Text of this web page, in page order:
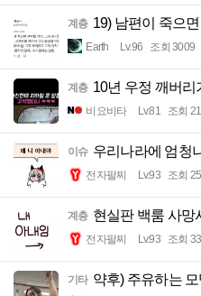
계층 19) 남편이 죽으
Earth Lv.96 조회 3009
계층 10년 우정 깨버리
비요비타 Lv.81 조회
이슈 우리나라에 엄청
전자팔찌 Lv.93 조회
계층 현실판 백룸 사망
전자팔찌 Lv.93 조회
기타 약후) 주유하는